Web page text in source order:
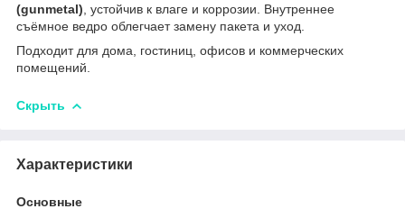
(gunmetal) , устойчив к влаге и коррозии. Внутреннее
съёмное ведро облегчает замену пакета и уход.
Подходит для дома, гостиниц, офисов и коммерческих
помещений.
Скрыть
Характеристики
Основные